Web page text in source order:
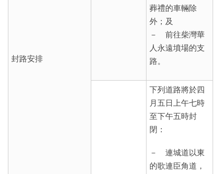
封路安排
葬禮的車輛除
外；及
－ 前往柴灣華
人永遠墳場的支
路。
下列道路將於四
月五日上午七時
至下午五時封
閉：
－ 連城道以東
的歌連臣角道，